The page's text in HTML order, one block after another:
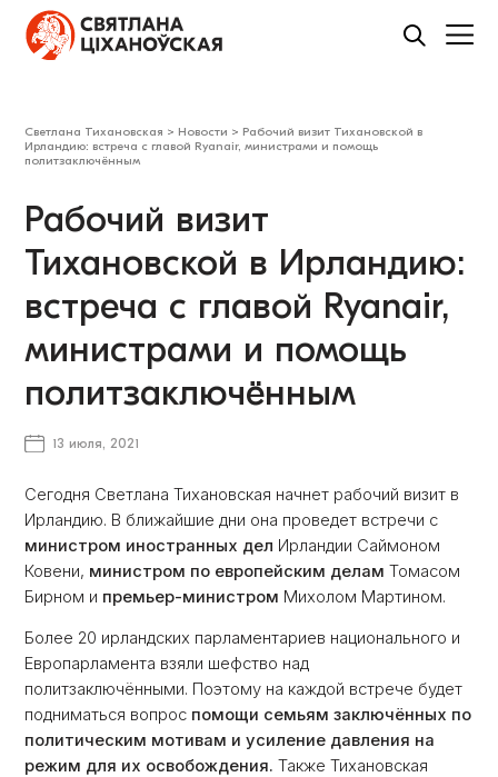
Светлана Тихановская > Новости > Рабочий визит Тихановской в
Ирландию: встреча с главой Ryanair, министрами и помощь
политзаключённым
Рабочий визит
Тихановской в Ирландию:
встреча с главой Ryanair,
министрами и помощь
политзаключённым
13 июля, 2021
Сегодня Светлана Тихановская начнет рабочий визит в
Ирландию. В ближайшие дни она проведет встречи с
министром иностранных дел Ирландии Саймоном
Ковени, министром по европейским делам Томасом
Бирном и премьер-министром Михолом Мартином.
Более 20 ирландских парламентариев национального и
Европарламента взяли шефство над
политзаключёнными. Поэтому на каждой встрече будет
подниматься вопрос помощи семьям заключённых по
политическим мотивам и усиление давления на
режим для их освобождения.Также Тихановская